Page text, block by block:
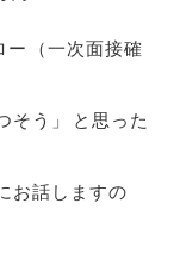
ー （一次面接確
そう 」
と思った
お話しますの